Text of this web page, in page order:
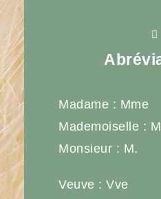
Madame : Mme
Mademoiselle :
Monsieur : M.
Veuve : Vve